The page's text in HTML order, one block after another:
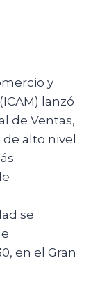
y
lanzó
de Ventas,
alto nivel
se
en el Gran